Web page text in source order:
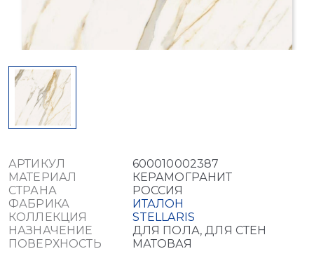
АРТИКУЛ
600010002387
МАТЕРИАЛ
КЕРАМОГРАНИТ
СТРАНА
РОССИЯ
ФАБРИКА
ИТАЛОН
КОЛЛЕКЦИЯ
STELLARIS
НАЗНАЧЕНИЕ
ДЛЯ ПОЛА, ДЛЯ СТЕН
ПОВЕРХНОСТЬ
МАТОВАЯ